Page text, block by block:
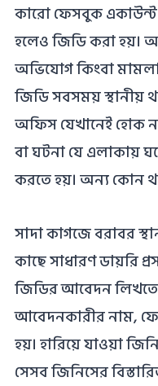
কারো ফেসবুক একাউন্ট
হলেও জিডি করা হয়।
অভিযোগ কিংবা
জিডি সবসময় স্থানীয়
অফিস যেখানেই হোক
বা ঘটনা যে এলাকায়
করতে হয়। অন্য কোন
সাদা কাগজে বরাবর
কাছে সাধারণ ডায়রি
জিডির আবেদন
আবেদনকারীর নাম,
হয়। হারিয়ে যাওয়া
সেসব জিনিসের